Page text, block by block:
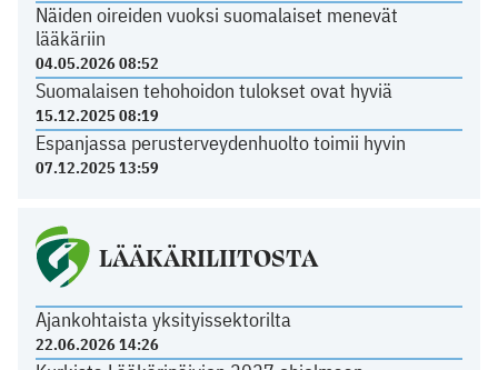
Näiden oireiden vuoksi suomalaiset menevät
lääkäriin
04.05.2026 08:52
Suomalaisen tehohoidon tulokset ovat hyviä
15.12.2025 08:19
Espanjassa perusterveydenhuolto toimii hyvin
07.12.2025 13:59
LÄÄKÄRILIITOSTA
Ajankohtaista yksityissektorilta
22.06.2026 14:26